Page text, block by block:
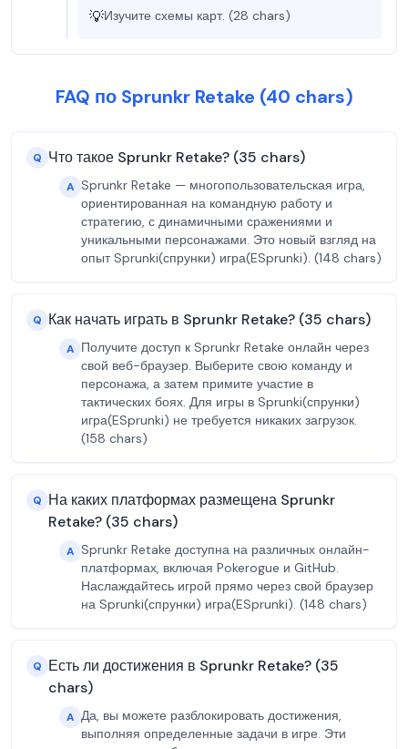
💡Изучите схемы карт. (28 chars)
FAQ по Sprunkr Retake (40 chars)
Q Что такое Sprunkr Retake? (35 chars)
A Sprunkr Retake — многопользовательская игра,
ориентированная на командную работу и
стратегию, с динамичными сражениями и
уникальными персонажами. Это новый взгляд на
опыт Sprunki(спрунки) игра(ESprunki). (148 chars)
Q Как начать играть в Sprunkr Retake? (35 chars)
A Получите доступ к Sprunkr Retake онлайн через
свой веб-браузер. Выберите свою команду и
персонажа, а затем примите участие в
тактических боях. Для игры в Sprunki(спрунки)
игра(ESprunki) не требуется никаких загрузок.
(158 chars)
Q На каких платформах размещена Sprunkr
Retake? (35 chars)
A Sprunkr Retake доступна на различных онлайн-
платформах, включая Pokerogue и GitHub.
Наслаждайтесь игрой прямо через свой браузер
на Sprunki(спрунки) игра(ESprunki). (148 chars)
Q Есть ли достижения в Sprunkr Retake? (35
chars)
A Да, вы можете разблокировать достижения,
выполняя определенные задачи в игре. Эти